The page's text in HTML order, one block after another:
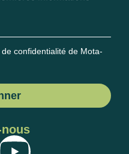
confidentialité de Mota-